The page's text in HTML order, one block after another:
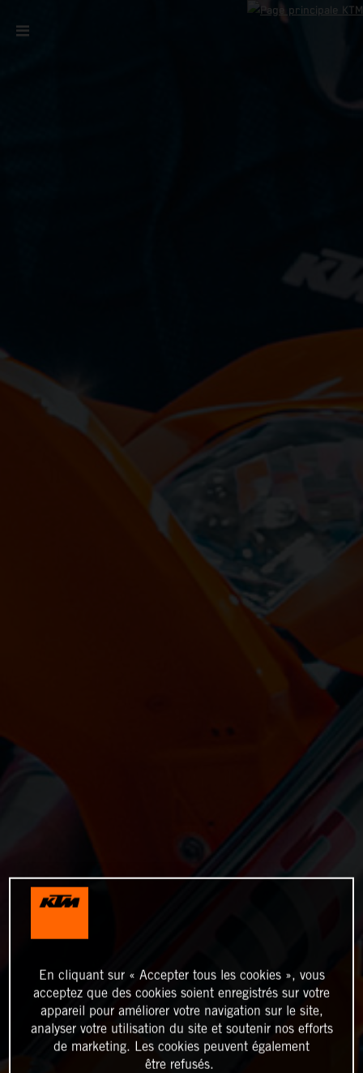
En cliquant sur « Accepter tous les cookies », vous
acceptez que des cookies soient enregistrés sur votre
appareil pour améliorer votre navigation sur le site,
analyser votre utilisation du site et soutenir nos efforts
de marketing. Les cookies peuvent également
être refusés.